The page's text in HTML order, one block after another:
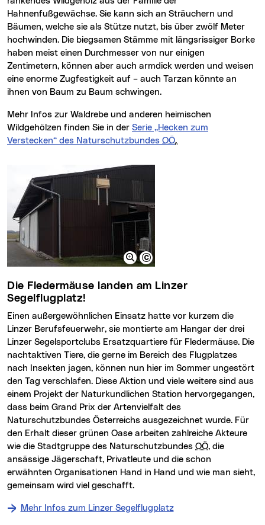
Hahnenfußgewächse. Sie kann sich an Sträuchern und
Bäumen, welche sie als Stütze nutzt, bis über zwölf Meter
hochwinden. Die biegsamen Stämme mit längsrissiger Borke
haben meist einen Durchmesser von nur einigen
Zentimetern, können aber auch armdick werden und weisen
eine enorme Zugfestigkeit auf – auch Tarzan könnte an
ihnen von Baum zu Baum schwingen.
Mehr Infos zur Waldrebe und anderen heimischen
Wildgehölzen finden Sie in der Serie „Hecken zum
Verstecken“ des Naturschutzbundes OÖ.
Die Fledermäuse landen am Linzer
Segelflugplatz!
Einen außergewöhnlichen Einsatz hatte vor kurzem die
Linzer Berufsfeuerwehr, sie montierte am Hangar der drei
Linzer Segelsportclubs Ersatzquartiere für Fledermäuse. Die
nachtaktiven Tiere, die gerne im Bereich des Flugplatzes
nach Insekten jagen, können nun hier im Sommer ungestört
den Tag verschlafen. Diese Aktion und viele weitere sind aus
einem Projekt der Naturkundlichen Station hervorgegangen,
dass beim Grand Prix der Artenvielfalt des
Naturschutzbundes Österreichs ausgezeichnet wurde. Für
den Erhalt dieser grünen Oase arbeiten zahlreiche Akteure
wie die Stadtgruppe des Naturschutzbundes OÖ, die
ansässige Jägerschaft, Privatleute und die schon
erwähnten Organisationen Hand in Hand und wie man sieht,
gemeinsam wird viel geschafft.
Mehr Infos zum Linzer Segelflugplatz